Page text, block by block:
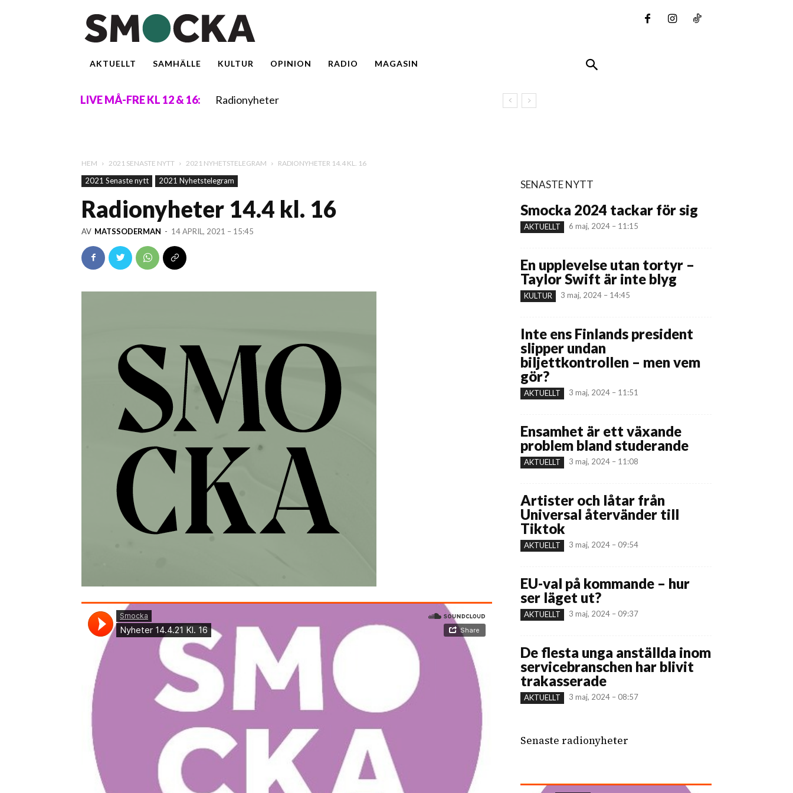
AKTUELLT SAMHÄLLE KULTUR OPINION RADIO MAGASIN
LIVE MÅ-FRE KL 12 & 16: Radionyheter
HEM 2021 SENASTE NYTT 2021 NYHETSTELEGRAM RADIONYHETER 14.4 KL. 16
2021 Senaste nytt 2021 Nyhetstelegram
Radionyheter 14.4 kl. 16
AV MATSSODERMAN - 14 APRIL, 2021 – 15:45
SENASTE NYTT
Smocka 2024 tackar för sig
AKTUELLT 6 maj, 2024 – 11:15
En upplevelse utan tortyr –
Taylor Swift är inte blyg
KULTUR 3 maj, 2024 – 14:45
Inte ens Finlands president
slipper undan
biljettkontrollen – men vem
gör?
AKTUELLT 3 maj, 2024 – 11:51
Ensamhet är ett växande
problem bland studerande
AKTUELLT 3 maj, 2024 – 11:08
Artister och låtar från
Universal återvänder till
Tiktok
AKTUELLT 3 maj, 2024 – 09:54
EU-val på kommande – hur
ser läget ut?
AKTUELLT 3 maj, 2024 – 09:37
De flesta unga anställda inom
servicebranschen har blivit
trakasserade
AKTUELLT 3 maj, 2024 – 08:57
Senaste radionyheter